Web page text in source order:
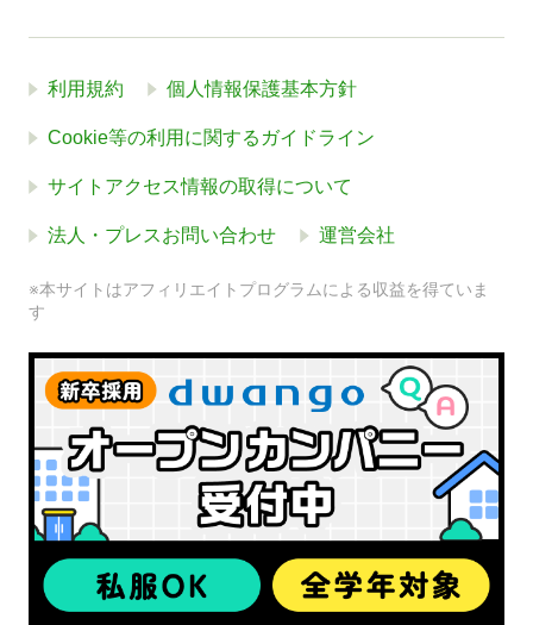
利用規約 個人情報保護基本方針
Cookie等の利用に関するガイドライン
サイトアクセス情報の取得について
法人・プレスお問い合わせ 運営会社
※本サイトはアフィリエイトプログラムによる収益を得ていま
す